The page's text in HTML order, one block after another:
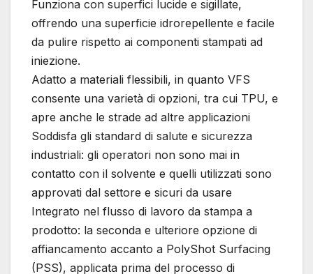
Funziona con superfici lucide e sigillate,
offrendo una superficie idrorepellente e facile
da pulire rispetto ai componenti stampati ad
iniezione.
Adatto a materiali flessibili, in quanto VFS
consente una varietà di opzioni, tra cui TPU, e
apre anche le strade ad altre applicazioni
Soddisfa gli standard di salute e sicurezza
industriali: gli operatori non sono mai in
contatto con il solvente e quelli utilizzati sono
approvati dal settore e sicuri da usare
Integrato nel flusso di lavoro da stampa a
prodotto: la seconda e ulteriore opzione di
affiancamento accanto a PolyShot Surfacing
(PSS), applicata prima del processo di